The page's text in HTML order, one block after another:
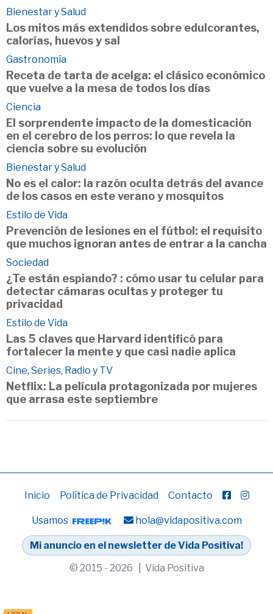
Bienestar y Salud
Los mitos más extendidos sobre edulcorantes,
calorías, huevos y sal
Gastronomía
Receta de tarta de acelga: el clásico económico
que vuelve a la mesa de todos los días
Ciencia
El sorprendente impacto de la domesticación
en el cerebro de los perros: lo que revela la
ciencia sobre su evolución
Bienestar y Salud
No es el calor: la razón oculta detrás del avance
de los casos en este verano y mosquitos
Estilo de Vida
Prevención de lesiones en el fútbol: el requisito
que muchos ignoran antes de entrar a la cancha
Sociedad
¿Te están espiando? : cómo usar tu celular para
detectar cámaras ocultas y proteger tu
privacidad
Estilo de Vida
Las 5 claves que Harvard identificó para
fortalecer la mente y que casi nadie aplica
Cine, Series, Radio y TV
Netflix: La película protagonizada por mujeres
que arrasa este septiembre
Inicio Política de Privacidad Contacto
Usamos hola@vidapositiva.com
Mi anuncio en el newsletter de Vida Positiva!
© 2015 - 2026 | Vida Positiva